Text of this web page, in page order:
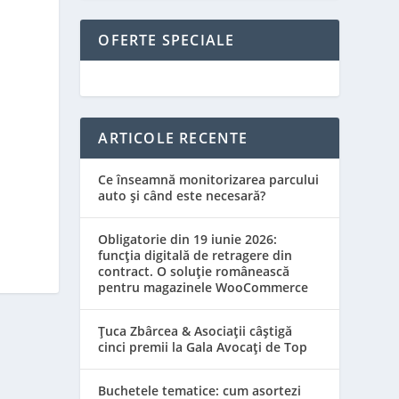
OFERTE SPECIALE
ARTICOLE RECENTE
Ce înseamnă monitorizarea parcului
auto și când este necesară?
Obligatorie din 19 iunie 2026:
funcția digitală de retragere din
contract. O soluție românească
pentru magazinele WooCommerce
Țuca Zbârcea & Asociații câștigă
cinci premii la Gala Avocați de Top
Buchetele tematice: cum asortezi